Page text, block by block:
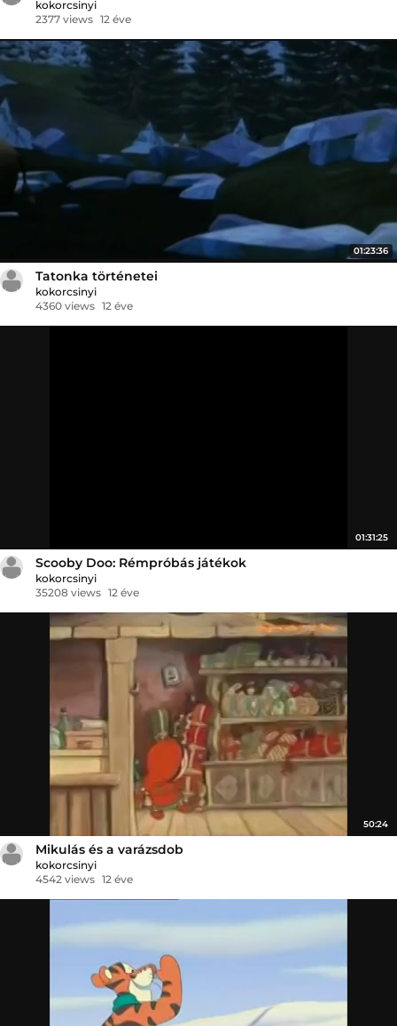
kokorcsinyi
2377 views 12 éve
01:23:36
Tatonka történetei
kokorcsinyi
4360 views 12 éve
01:31:25
Scooby Doo: Rémpróbás játékok
kokorcsinyi
35208 views 12 éve
50:24
Mikulás és a varázsdob
kokorcsinyi
4542 views 12 éve